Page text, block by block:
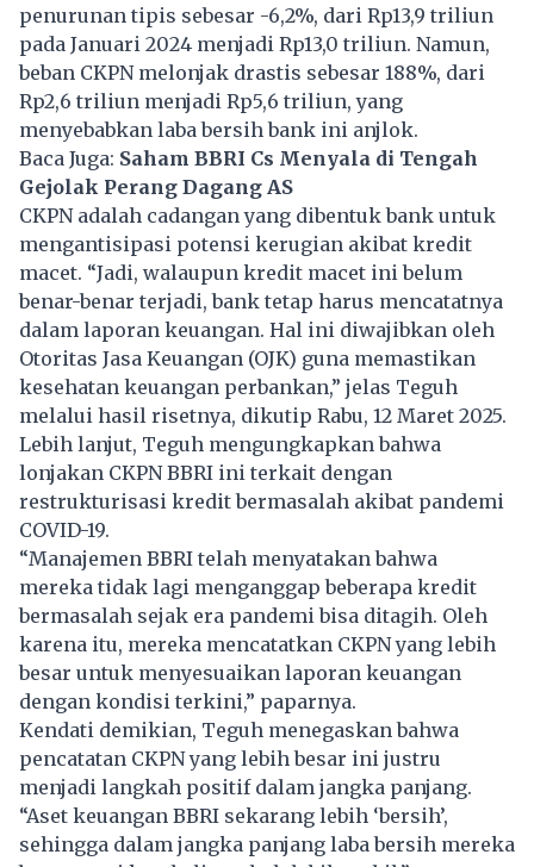
penurunan tipis sebesar -6,2%, dari Rp13,9 triliun
pada Januari 2024 menjadi Rp13,0 triliun. Namun,
beban CKPN melonjak drastis sebesar 188%, dari
Rp2,6 triliun menjadi Rp5,6 triliun, yang
menyebabkan laba bersih bank ini anjlok.
Baca Juga: Saham BBRI Cs Menyala di Tengah
Gejolak Perang Dagang AS
CKPN adalah cadangan yang dibentuk bank untuk
mengantisipasi potensi kerugian akibat kredit
macet. “Jadi, walaupun kredit macet ini belum
benar-benar terjadi, bank tetap harus mencatatnya
dalam laporan keuangan. Hal ini diwajibkan oleh
Otoritas Jasa Keuangan (OJK) guna memastikan
kesehatan keuangan perbankan,” jelas Teguh
melalui hasil risetnya, dikutip Rabu, 12 Maret 2025.
Lebih lanjut, Teguh mengungkapkan bahwa
lonjakan CKPNBBRI ini terkait dengan
restrukturisasi kredit bermasalah akibat pandemi
COVID-19.
“Manajemen BBRI telah menyatakan bahwa
mereka tidak lagi menganggap beberapa kredit
bermasalah sejak era pandemi bisa ditagih. Oleh
karena itu, mereka mencatatkan CKPN yang lebih
besar untuk menyesuaikan laporan keuangan
dengan kondisi terkini,” paparnya.
Kendati demikian, Teguh menegaskan bahwa
pencatatan CKPN yang lebih besar ini justru
menjadi langkah positif dalam jangka panjang.
“Aset keuangan BBRI sekarang lebih ‘bersih’,
sehingga dalam jangka panjang laba bersih mereka